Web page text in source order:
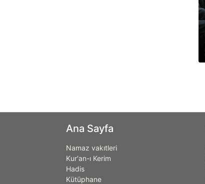
Ana Sayfa
Namaz vakıtleri
Kur'an-ı Kerim
Hadis
Kütüphane